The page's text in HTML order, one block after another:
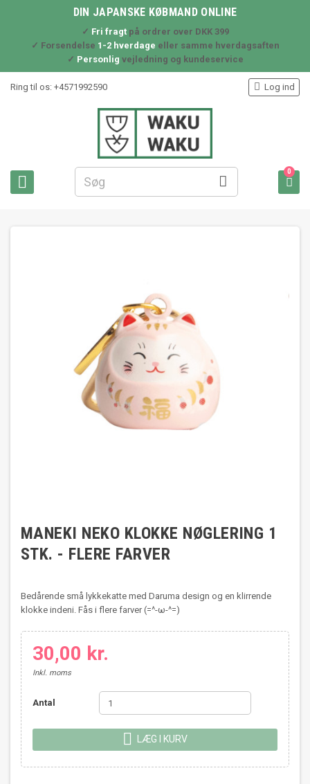
DIN JAPANSKE KØBMAND ONLINE
✓ Fri fragtpå ordrer over DKK 399
✓ Forsendelse 1-2 hverdage eller samme hverdagsaften
✓ Personlig vejledning og kundeservice
Ring til os: +4571992590
 
 Log ind

0
MANEKI NEKO KLOKKE NØGLERING 1
STK. - FLERE FARVER
Bedårende små lykkekatte med Daruma design og en klirrende
klokke indeni. Fås i flere farver(=^-ω-^=)
30,00 kr.
Inkl. moms
Antal
 LÆG I KURV